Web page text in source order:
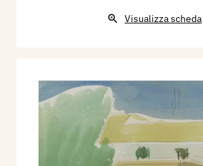
Visualizza scheda